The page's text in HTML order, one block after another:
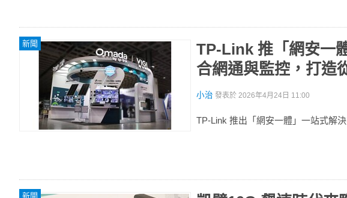
新聞
TP-Link 推「網安一
合網通與監控，打造
小治 發表於 2026年4月24日 11:00
TP-Link 推出「網安一體」一站式解
新聞